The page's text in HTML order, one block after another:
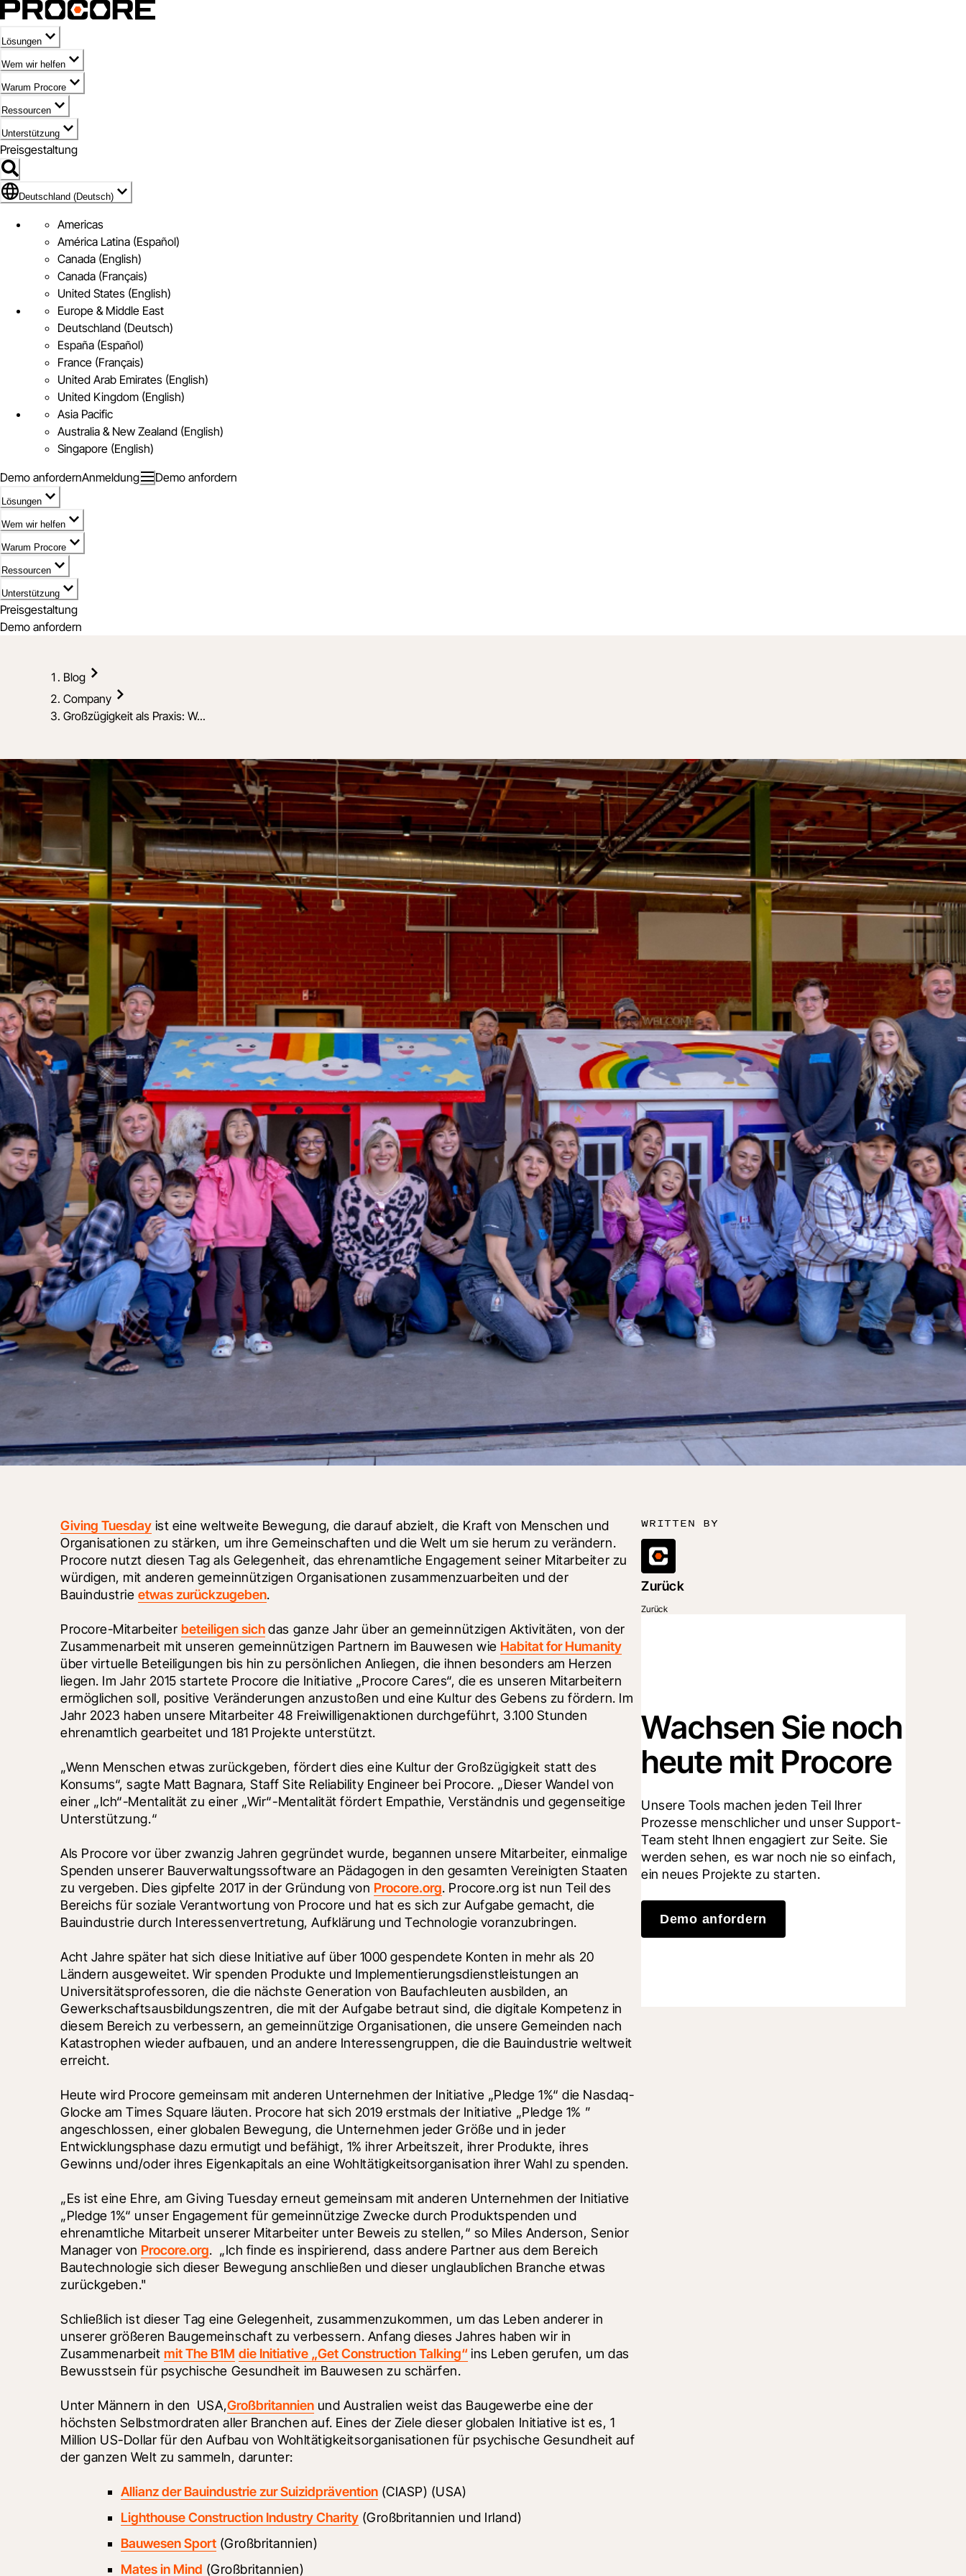
Lösungen
Wem wir helfen
Warum Procore
Ressourcen
Unterstützung
Preisgestaltung
Markieren des Symbols für Deutschland (Deutsch)
Deutschland (Deutsch)
Americas
América Latina (Español)
Canada (English)
Canada (Français)
United States (English)
Europe & Middle East
Deutschland (Deutsch)
España (Español)
France (Français)
United Arab Emirates (English)
United Kingdom (English)
Asia Pacific
Australia & New Zealand (English)
Singapore (English)
Demo anfordernAnmeldung Demo anfordern
Lösungen
Wem wir helfen
Warum Procore
Ressourcen
Unterstützung
Preisgestaltung
Demo anfordern
Blog
Company
Großzügigkeit als Praxis: W...
Giving Tuesday ist eine weltweite Bewegung, die darauf abzielt, die Kraft von Menschen und
Organisationen zu stärken, um ihre Gemeinschaften und die Welt um sie herum zu verändern.
Procore nutzt diesen Tag als Gelegenheit, das ehrenamtliche Engagement seiner Mitarbeiter zu
würdigen, mit anderen gemeinnützigen Organisationen zusammenzuarbeiten und der
Bauindustrie etwas zurückzugeben.
Procore-Mitarbeiter beteiligen sich das ganze Jahr über an gemeinnützigen Aktivitäten, von der
Zusammenarbeit mit unseren gemeinnützigen Partnern im Bauwesen wie Habitat for Humanity
über virtuelle Beteiligungen bis hin zu persönlichen Anliegen, die ihnen besonders am Herzen
liegen. Im Jahr 2015 startete Procore die Initiative „Procore Cares“, die es unseren Mitarbeitern
ermöglichen soll, positive Veränderungen anzustoßen und eine Kultur des Gebens zu fördern. Im
Jahr 2023 haben unsere Mitarbeiter 48 Freiwilligenaktionen durchgeführt, 3.100 Stunden
ehrenamtlich gearbeitet und 181 Projekte unterstützt.
„Wenn Menschen etwas zurückgeben, fördert dies eine Kultur der Großzügigkeit statt des
Konsums“, sagte Matt Bagnara, Staff Site Reliability Engineer bei Procore. „Dieser Wandel von
einer „Ich“-Mentalität zu einer „Wir“-Mentalität fördert Empathie, Verständnis und gegenseitige
Unterstützung.“
Als Procore vor über zwanzig Jahren gegründet wurde, begannen unsere Mitarbeiter, einmalige
Spenden unserer Bauverwaltungssoftware an Pädagogen in den gesamten Vereinigten Staaten
zu vergeben. Dies gipfelte 2017 in der Gründung von Procore.org. Procore.org ist nun Teil des
Bereichs für soziale Verantwortung von Procore und hat es sich zur Aufgabe gemacht, die
Bauindustrie durch Interessenvertretung, Aufklärung und Technologie voranzubringen.
Acht Jahre später hat sich diese Initiative auf über 1000 gespendete Konten in mehr als 20
Ländern ausgeweitet. Wir spenden Produkte und Implementierungsdienstleistungen an
Universitätsprofessoren, die die nächste Generation von Baufachleuten ausbilden, an
Gewerkschaftsausbildungszentren, die mit der Aufgabe betraut sind, die digitale Kompetenz in
diesem Bereich zu verbessern, an gemeinnützige Organisationen, die unsere Gemeinden nach
Katastrophen wieder aufbauen, und an andere Interessengruppen, die die Bauindustrie weltweit
erreicht.
Heute wird Procore gemeinsam mit anderen Unternehmen der Initiative „Pledge 1%“ die Nasdaq-
Glocke am Times Square läuten. Procore hat sich 2019 erstmals der Initiative „Pledge 1% ”
angeschlossen, einer globalen Bewegung, die Unternehmen jeder Größe und in jeder
Entwicklungsphase dazu ermutigt und befähigt, 1% ihrer Arbeitszeit, ihrer Produkte, ihres
Gewinns und/oder ihres Eigenkapitals an eine Wohltätigkeitsorganisation ihrer Wahl zu spenden.
„Es ist eine Ehre, am Giving Tuesday erneut gemeinsam mit anderen Unternehmen der Initiative
„Pledge 1%“ unser Engagement für gemeinnützige Zwecke durch Produktspenden und
ehrenamtliche Mitarbeit unserer Mitarbeiter unter Beweis zu stellen,“ so Miles Anderson, Senior
Manager von Procore.org.  „Ich finde es inspirierend, dass andere Partner aus dem Bereich
Bautechnologie sich dieser Bewegung anschließen und dieser unglaublichen Branche etwas
zurückgeben."
Schließlich ist dieser Tag eine Gelegenheit, zusammenzukommen, um das Leben anderer in
unserer größeren Baugemeinschaft zu verbessern. Anfang dieses Jahres haben wir in
Zusammenarbeit mit The B1M die Initiative „Get Construction Talking“ ins Leben gerufen, um das
Bewusstsein für psychische Gesundheit im Bauwesen zu schärfen.
Unter Männern in den USA,Großbritannien und Australien weist das Baugewerbe eine der
höchsten Selbstmordraten aller Branchen auf. Eines der Ziele dieser globalen Initiative ist es, 1
Million US-Dollar für den Aufbau von Wohltätigkeitsorganisationen für psychische Gesundheit auf
der ganzen Welt zu sammeln, darunter:
Allianz der Bauindustrie zur Suizidprävention (CIASP) (USA)
Lighthouse Construction Industry Charity (Großbritannien und Irland)
Bauwesen Sport (Großbritannien)
Mates in Mind (Großbritannien)
WRITTEN BY
Zurück
Zurück
Wachsen Sie noch
heute mit Procore
Unsere Tools machen jeden Teil Ihrer
Prozesse menschlicher und unser Support-
Team steht Ihnen engagiert zur Seite. Sie
werden sehen, es war noch nie so einfach,
ein neues Projekte zu starten.
Demo anfordern